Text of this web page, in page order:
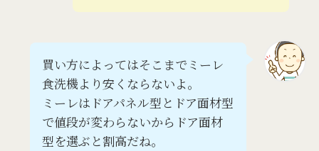
買い方によってはそこまでミーレ
食洗機より安くならないよ。
ミーレはドアパネル型とドア面材型
で値段が変わらないからドア面材
型を選ぶと割高だね。